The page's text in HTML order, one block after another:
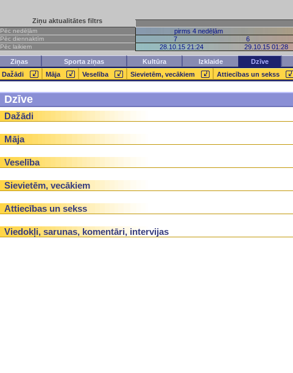
Ziņu aktualitātes filtrs
Pēc nedēļām
pirms 4 nedēļām
Pēc diennaktīm 7 6
Pēc laikiem 28.10.15 21:24 29.10.15 01:28
Ziņas Sporta ziņas Kultūra Izklaide Dzīve
Dažādi
Māja Veselība Sievietēm, vecākiem Attiecības un sekss
Dzīve
Dažādi
Māja
Veselība
Sievietēm, vecākiem
Attiecības un sekss
Viedokļi, sarunas, komentāri, intervijas